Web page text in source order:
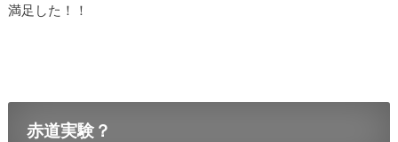
満足した！！
赤道実験？